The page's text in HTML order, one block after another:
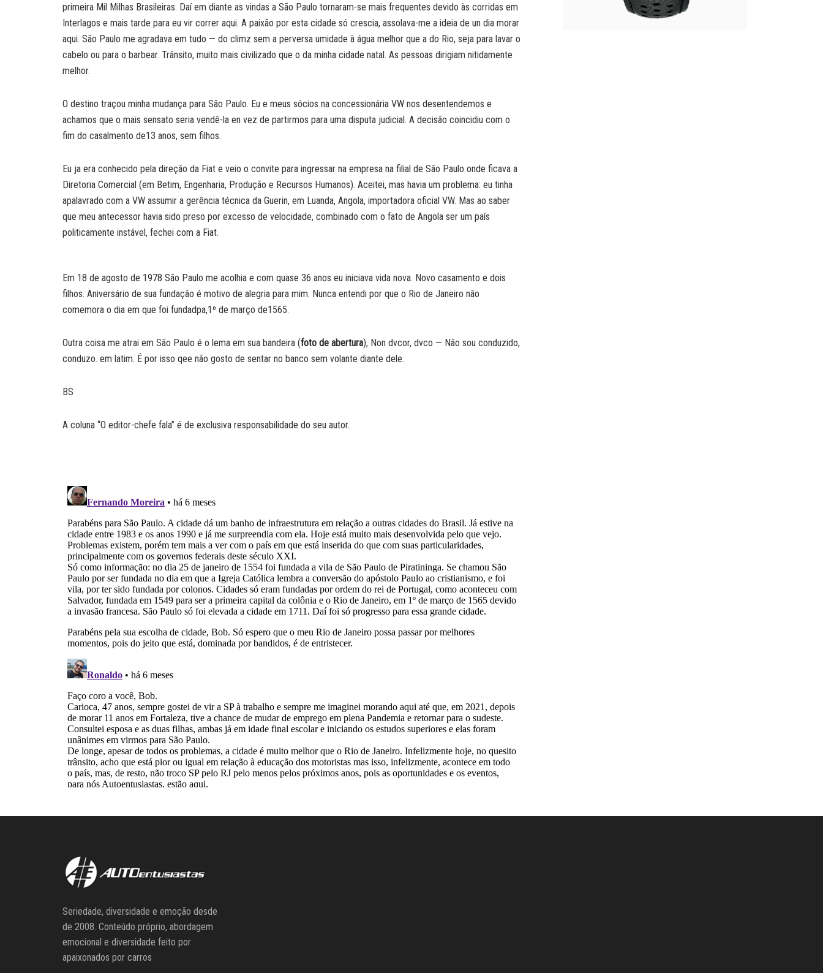
primeira Mil Milhas Brasileiras. Daí em diante as vindas a São Paulo tornaram-se mais frequentes devido às corridas em
Interlagos e mais tarde para eu vir correr aqui. A paixão por esta cidade só crescia, assolava-me a ideia de un dia morar
aqui. São Paulo me agradava em tudo — do climz sem a perversa umidade à água melhor que a do Rio, seja para lavar o
cabelo ou para o barbear. Trânsito, muito mais civilizado que o da minha cidade natal. As pessoas dirigiam nitidamente
melhor.
O destino traçou minha mudança para São Paulo. Eu e meus sócios na concessionária VW nos desentendemos e
achamos que o mais sensato seria vendê-la en vez de partirmos para uma disputa judicial. A decisão coincidiu com o
fim do casalmento de13 anos, sem filhos.
Eu ja era conhecido pela direção da Fiat e veio o convite para ingressar na empresa na filial de São Paulo onde ficava a
Diretoria Comercial (em Betim, Engenharia, Produção e Recursos Humanos). Aceitei, mas havia um problema: eu tinha
apalavrado com a VW assumir a gerência técnica da Guerin, em Luanda, Angola, importadora oficial VW. Mas ao saber
que meu antecessor havia sido preso por excesso de velocidade, combinado com o fato de Angola ser um país
politicamente instável, fechei com a Fiat.
Em 18 de agosto de 1978 São Paulo me acolhia e com quase 36 anos eu iniciava vida nova. Novo casamento e dois
filhos. Aniversário de sua fundação é motivo de alegria para mim. Nunca entendi por que o Rio de Janeiro não
comemora o dia em que foi fundadpa,1º de março de1565.
Outra coisa me atrai em São Paulo é o lema em sua bandeira (foto de abertura), Non dvcor, dvco — Não sou conduzido,
conduzo. em latim. É por isso qee não gosto de sentar no banco sem volante diante dele.
BS
A coluna “O editor-chefe fala” é de exclusiva responsabilidade do seu autor.
Seriedade, diversidade e emoção desde
de 2008. Conteúdo próprio, abordagem
emocional e diversidade feito por
apaixonados por carros